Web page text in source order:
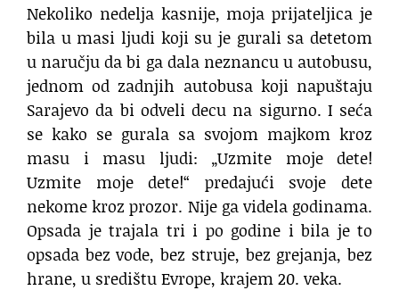
Nekoliko nedelja kasnije, moja prijateljica je
bila u masi ljudi koji su je gurali sa detetom
u naručju da bi ga dala neznancu u autobusu,
jednom od zadnjih autobusa koji napuštaju
Sarajevo da bi odveli decu na sigurno. I seća
se kako se gurala sa svojom majkom kroz
masu i masu ljudi: „Uzmite moje dete!
Uzmite moje dete!“ predajući svoje dete
nekome kroz prozor. Nije ga videla godinama.
Opsada je trajala tri i po godine i bila je to
opsada bez vode, bez struje, bez grejanja, bez
hrane, u središtu Evrope, krajem 20. veka.